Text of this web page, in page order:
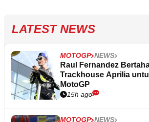
LATEST NEWS
MOTOGP NEWS
Raul Fernandez
Trackhouse Aprilia
MotoGP
15h ago
MOTOGP NEWS